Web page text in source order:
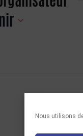
Nous utilisons